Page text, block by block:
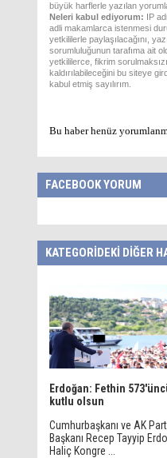
büyük harflerle yazılan
Neleri kabul ediyorum: IP
adli makamlarca istenmesi
yetkililerle paylaşılacağını,
sorumluluğunun tarafıma ait
yetkililerce, fikrim
kaldırılabileceğini bu siteye
kabul etmiş sayılırım.
Bu haber henüz
FACEBOOK YORUM
KATEGORİDEKİ DİĞER
Erdoğan: Fethin
kutlu olsun
Cumhurbaşkanı ve AK
Başkanı Recep Tayyip
Haliç Kongre ...